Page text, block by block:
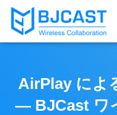
AirPlay によ
— BJCast ワ